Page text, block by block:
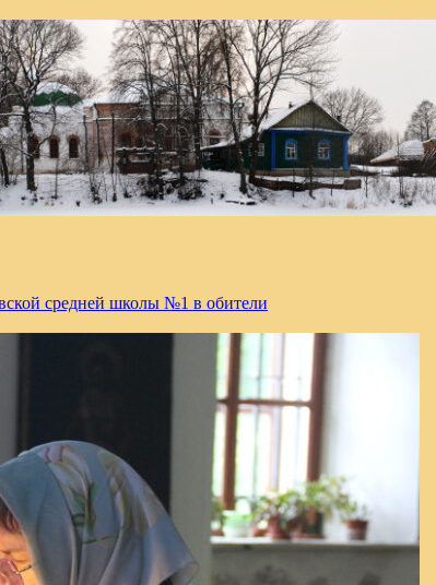
средней школы №1 в обители